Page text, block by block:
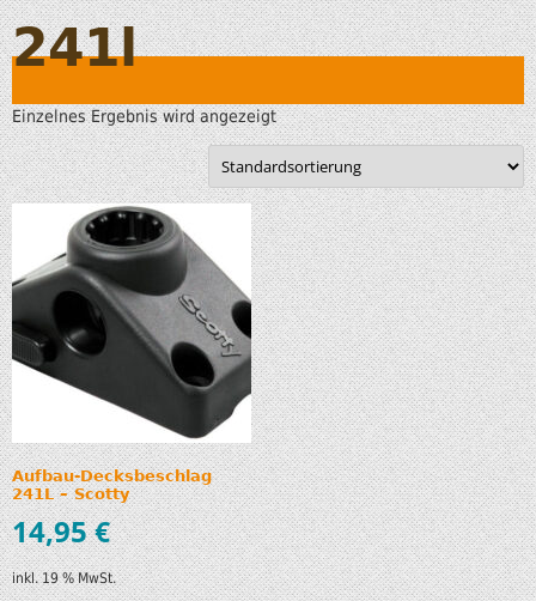
241l
Einzelnes Ergebnis wird angezeigt
Aufbau-Decksbeschlag
241L – Scotty
14,95€
inkl. 19 % MwSt.